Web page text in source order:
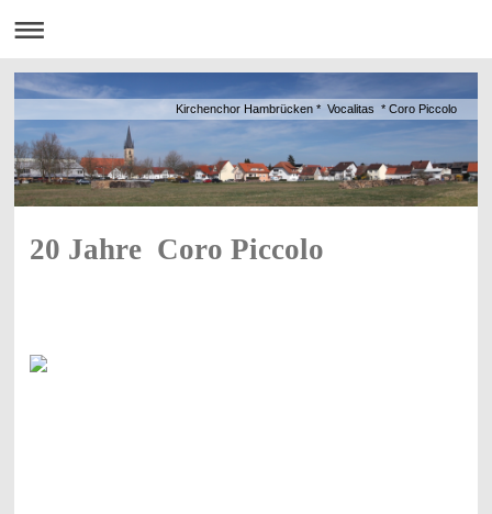
Kirchenchor Hambrücken * Vocalitas * Coro Piccolo
20 Jahre Coro Piccolo